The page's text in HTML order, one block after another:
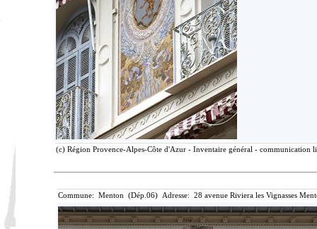
(c) Région Provence-Alpes-Côte d'Azur - Inventaire général - communication
Commune: Menton (Dép.06) Adresse: 28 avenue Riviera les Vignasses